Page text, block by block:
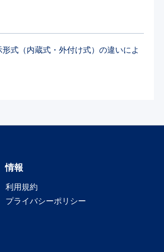
式（内蔵式・外付け式）の違いによ
情報
利用規約
プライバシーポリシー